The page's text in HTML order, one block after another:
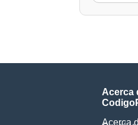
Acerca
Acerca